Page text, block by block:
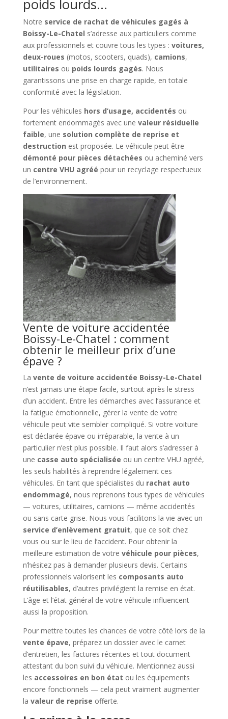
poids lourds…
Notre service de rachat de véhicules gagés à
Boissy-Le-Chatel s’adresse aux particuliers comme
aux professionnels et couvre tous les types : voitures,
deux-roues (motos, scooters, quads), camions,
utilitaires ou poids lourds gagés. Nous
garantissons une prise en charge rapide, en totale
conformité avec la législation.
Pour les véhicules hors d’usage, accidentés ou
fortement endommagés avec une valeur résiduelle
faible, une solution complète de reprise et
destruction est proposée. Le véhicule peut être
démonté pour pièces détachées ou acheminé vers
un centre VHU agréé pour un recyclage respectueux
de l’environnement.
Vente de voiture accidentée
Boissy-Le-Chatel : comment
obtenir le meilleur prix d’une
épave ?
La vente de voiture accidentée Boissy-Le-Chatel
n’est jamais une étape facile, surtout après le stress
d’un accident. Entre les démarches avec l’assurance et
la fatigue émotionnelle, gérer la vente de votre
véhicule peut vite sembler compliqué. Si votre voiture
est déclarée épave ou irréparable, la vente à un
particulier n’est plus possible. Il faut alors s’adresser à
une casse auto spécialisée ou un centre VHU agréé,
les seuls habilités à reprendre légalement ces
véhicules. En tant que spécialistes du rachat auto
endommagé, nous reprenons tous types de véhicules
— voitures, utilitaires, camions — même accidentés
ou sans carte grise. Nous vous facilitons la vie avec un
service d’enlèvement gratuit, que ce soit chez
vous ou sur le lieu de l’accident. Pour obtenir la
meilleure estimation de votre véhicule pour pièces,
n’hésitez pas à demander plusieurs devis. Certains
professionnels valorisent les composants auto
réutilisables, d’autres privilégient la remise en état.
L’âge et l’état général de votre véhicule influencent
aussi la proposition.
Pour mettre toutes les chances de votre côté lors de la
vente épave, préparez un dossier avec le carnet
d’entretien, les factures récentes et tout document
attestant du bon suivi du véhicule. Mentionnez aussi
les accessoires en bon état ou les équipements
encore fonctionnels — cela peut vraiment augmenter
la valeur de reprise offerte.